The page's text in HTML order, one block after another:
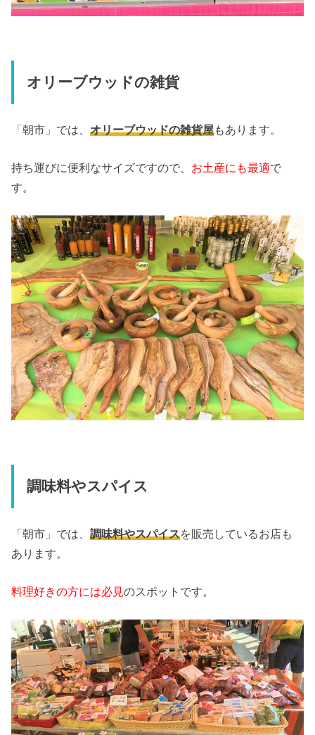
オリーブウッドの雑貨
「朝市」では、オリーブウッドの雑貨屋もあります。
持ち運びに便利なサイズですので、 お土産にも最適で
す。
調味料やスパイス
「朝市」では、調味料やスパイス を販売しているお店も
あります。
料理好きの方には必見のスポットです。